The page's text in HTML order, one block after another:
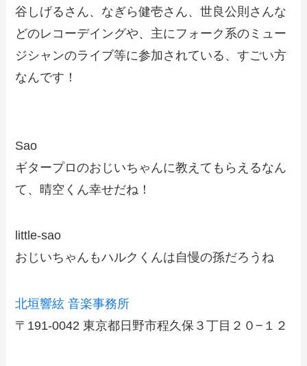
谷しげるさん、なぎら健壱さん、世良公則さんな
どのレコーデイングや、主にフォーク系のミュー
ジシャンのライブ等に参加されている、すごい方
なんです！
Sao
ギタープロのおじいちゃんに教えてもらえるなん
て、晴空くん幸せだね！
little-sao
おじいちゃんもハルクくんは自慢の孫だろうね
北垣響絃 音楽事務所
〒191-0042 東京都日野市程久保３丁目２０−１２